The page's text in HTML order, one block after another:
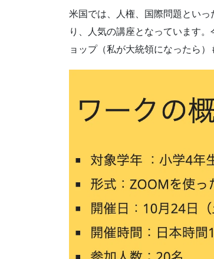
米国では、人権、国際問題とい
り、人気の講座となっています
ョップ（私が大統領になったら）